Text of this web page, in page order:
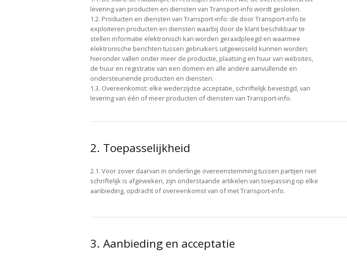
levering van producten en diensten van Transport-info wordt gesloten.
1.2. Producten en diensten van Transport-info: de door Transport-info te
exploiteren producten en diensten waarbij door de klant beschikbaar te
stellen informatie elektronisch kan worden geraadpleegd en waarmee
elektronische berichten tussen gebruikers uitgewisseld kunnen worden;
hieronder vallen onder meer de productie, plaatsing en huur van websites,
de huur en registratie van een domein en alle andere aanvullende en
ondersteunende producten en diensten.
1.3. Overeenkomst: elke wederzijdse acceptatie, schriftelijk bevestigd, van
levering van één of meer producten of diensten van Transport-info.
2. Toepasselijkheid
2.1. Voor zover daarvan in onderlinge overeenstemming tussen partijen niet
schriftelijk is afgeweken, zijn onderstaande artikelen van toepassing op elke
aanbieding, opdracht of overeenkomst van of met Transport-info.
3. Aanbieding en acceptatie